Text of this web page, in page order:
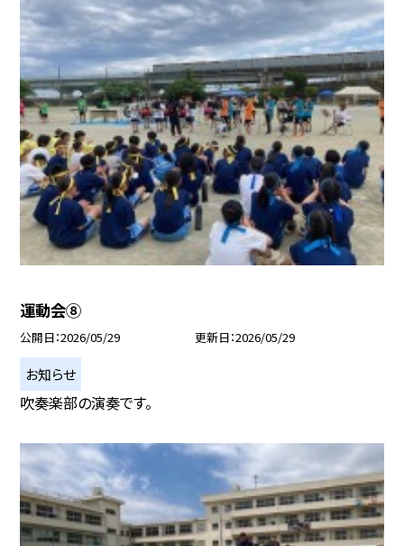
運動会⑧
公開日 2026/05/29 更新日 2026/05/29
お知らせ
吹奏楽部の演奏です。